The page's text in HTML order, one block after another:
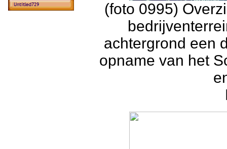
(foto 0995)
achtergrond een
opname van het